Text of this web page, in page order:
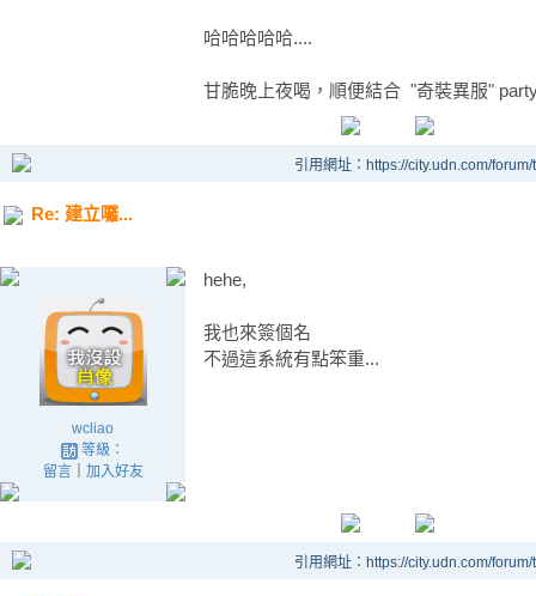
哈哈哈哈哈....
甘脆晚上夜喝，順便結合 "奇裝異服"
引用網址：https://city.udn.com/
Re: 建立囉...
wcliao
等級：
留言｜ 加入好友
hehe,
我也來簽個名
不過這系統有點笨重...
引用網址：https://city.udn.com/